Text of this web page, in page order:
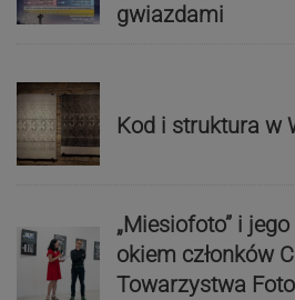
gwiazdami
Kod i struktura w
„Miesiofoto” i
okiem członków
Towarzystwa